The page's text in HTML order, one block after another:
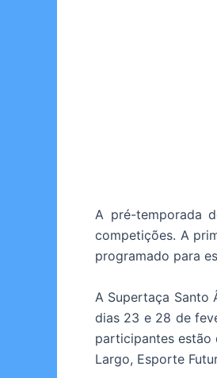
A pré-temporada
competições. A
programado para
A Supertaça Santo
dias 23 e 28 de
participantes estão
Largo, Esporte